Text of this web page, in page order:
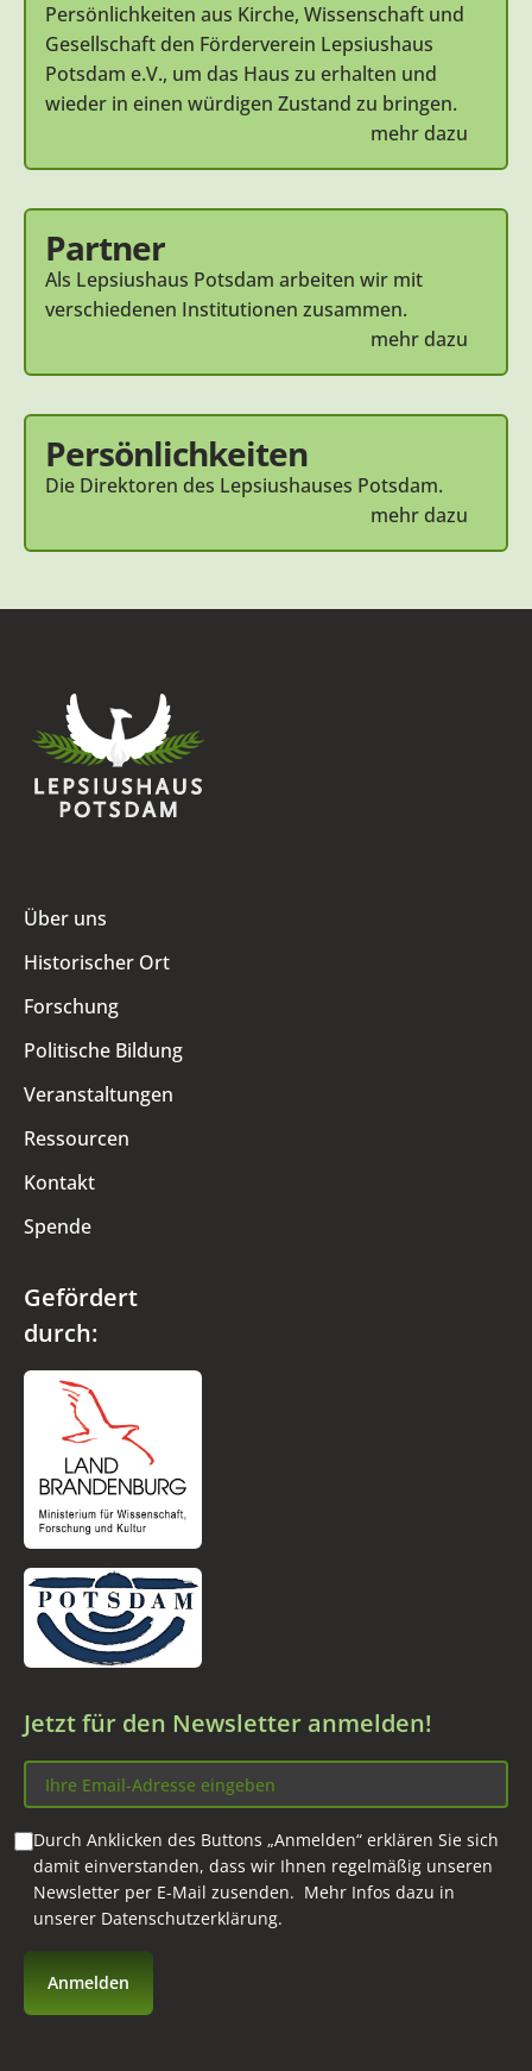
Persönlichkeiten aus Kirche, Wissenschaft und
Gesellschaft den Förderverein Lepsiushaus
Potsdam e.V., um das Haus zu erhalten und
wieder in einen würdigen Zustand zu bringen.
mehr dazu
Partner
Als Lepsiushaus Potsdam arbeiten wir mit
verschiedenen Institutionen zusammen.
mehr dazu
Persönlichkeiten
Die Direktoren des Lepsiushauses Potsdam.
mehr dazu
Über uns
Historischer Ort
Forschung
Politische Bildung
Veranstaltungen
Ressourcen
Kontakt
Spende
Gefördert
durch:
Jetzt für den Newsletter anmelden!
Durch Anklicken des Buttons „Anmelden“ erklären Sie sich
damit einverstanden, dass wir Ihnen regelmäßig unseren
Newsletter per E-Mail zusenden. Mehr Infos dazu in
unserer Datenschutzerklärung.